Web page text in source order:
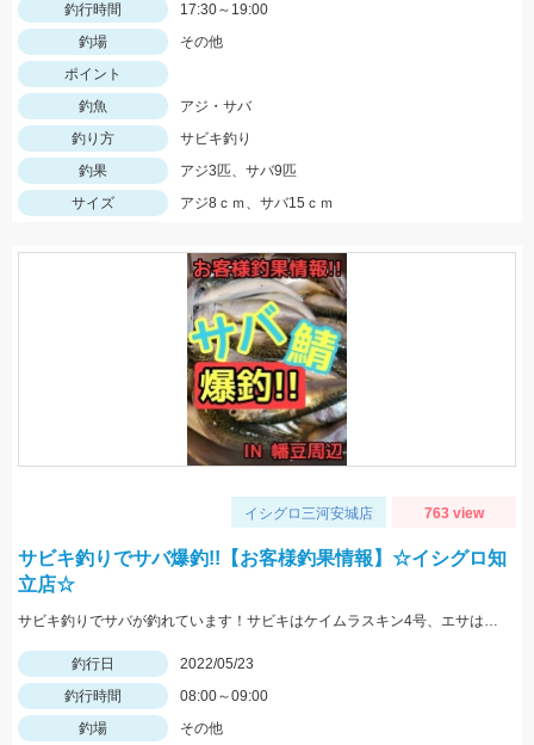
釣行時間
17:30～19:00
釣場
その他
ポイント
釣魚
アジ・サバ
釣り方
サビキ釣り
釣果
アジ3匹、サバ9匹
サイズ
アジ8ｃｍ、サバ15ｃｍ
イシグロ三河安城店 763 view
サビキ釣りでサバ爆釣!!【お客様釣果情報】☆イシグロ知
立店☆
サビキ釣りでサバが釣れています！サビキはケイムラスキン4号、エサは冷凍アミエビを使用しました。
釣行日
2022/05/23
釣行時間
08:00～09:00
釣場
その他